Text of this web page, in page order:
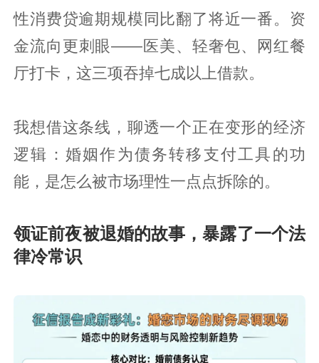
性消费贷逾期规模同比翻了将近一番。资
金流向更刺眼——医美、轻奢包、网红餐
厅打卡，这三项吞掉七成以上借款。
我想借这条线，聊透一个正在变形的经济
逻辑：婚姻作为债务转移支付工具的功
能，是怎么被市场理性一点点拆除的。
领证前夜被退婚的故事，暴露了一个法
律冷常识